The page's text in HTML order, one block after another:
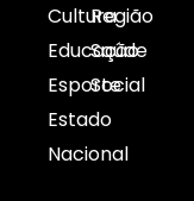
Cultura
Educação
Esporte
Estado
Nacional
Região
Saúde
Social